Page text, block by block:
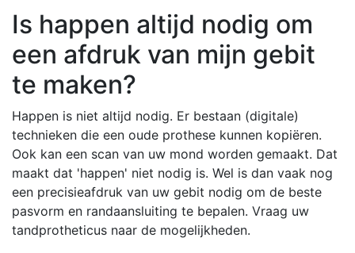
Is happen altijd nodig om
een afdruk van mijn gebit
te maken?
Happen is niet altijd nodig. Er bestaan (digitale)
technieken die een oude prothese kunnen kopiëren.
Ook kan een scan van uw mond worden gemaakt. Dat
maakt dat 'happen' niet nodig is. Wel is dan vaak nog
een precisieafdruk van uw gebit nodig om de beste
pasvorm en randaansluiting te bepalen. Vraag uw
tandprotheticus naar de mogelijkheden.